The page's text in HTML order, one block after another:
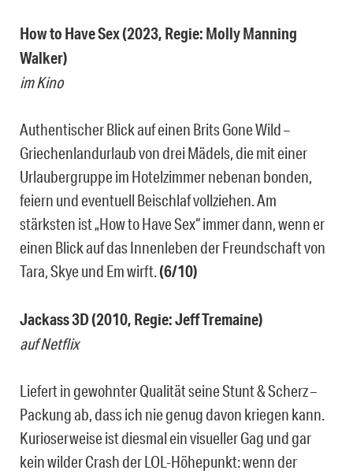
How to Have Sex (2023, Regie: Molly Manning
Walker)
im Kino
Authentischer Blick auf einen Brits Gone Wild –
Griechenlandurlaub von drei Mädels, die mit einer
Urlaubergruppe im Hotelzimmer nebenan bonden,
feiern und eventuell Beischlaf vollziehen. Am
stärksten ist „How to Have Sex“ immer dann, wenn er
einen Blick auf das Innenleben der Freundschaft von
Tara, Skye und Em wirft.(6/10)
Jackass 3D (2010, Regie: Jeff Tremaine)
auf Netflix
Liefert in gewohnter Qualität seine Stunt & Scherz –
Packung ab, dass ich nie genug davon kriegen kann.
Kurioserweise ist diesmal ein visueller Gag und gar
kein wilder Crash der LOL-Höhepunkt: wenn der